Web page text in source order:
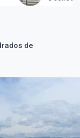
de